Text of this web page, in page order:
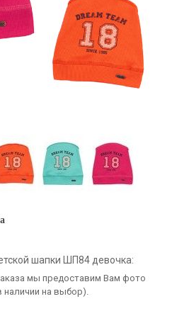
шапки ШП84 девочка:
мы предоставим Вам фото
на выбор).